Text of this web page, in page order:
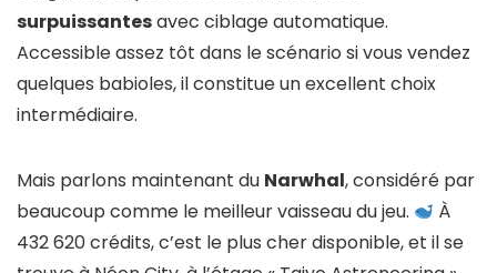
surpuissantesavec ciblage automatique.
Accessible assez tôt dans le scénario si vous vendez
quelques babioles, il constitue un excellent choix
intermédiaire.
Mais parlons maintenant du Narwhal, considéré par
beaucoup comme le meilleur vaisseau du jeu.
À
432 620 crédits, c’est le plus cher disponible, et il se